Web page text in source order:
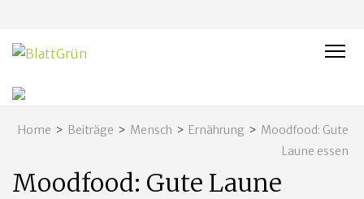
Home > Beiträge > Mensch > Ernährung > Moodfood: Gute
Laune essen
Moodfood: Gute Laune